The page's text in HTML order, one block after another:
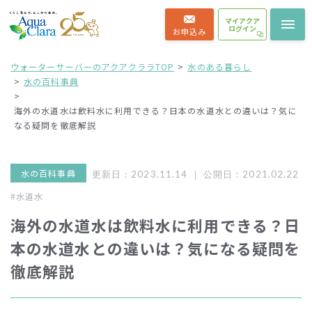
お申込み
マイアクア
ログイン
ウォーターサーバーのアクアクララTOP
水のある暮らし
水の百科事典
海外の水道水は飲料水に利用できる？日本の水道水との違いは？気に
なる疑問を徹底解説
水の百科事典 更新日：2023.11.14 ｜ 公開日：2021.02.22
#水道水
海外の水道水は飲料水に利用できる？日
本の水道水との違いは？気になる疑問を
徹底解説